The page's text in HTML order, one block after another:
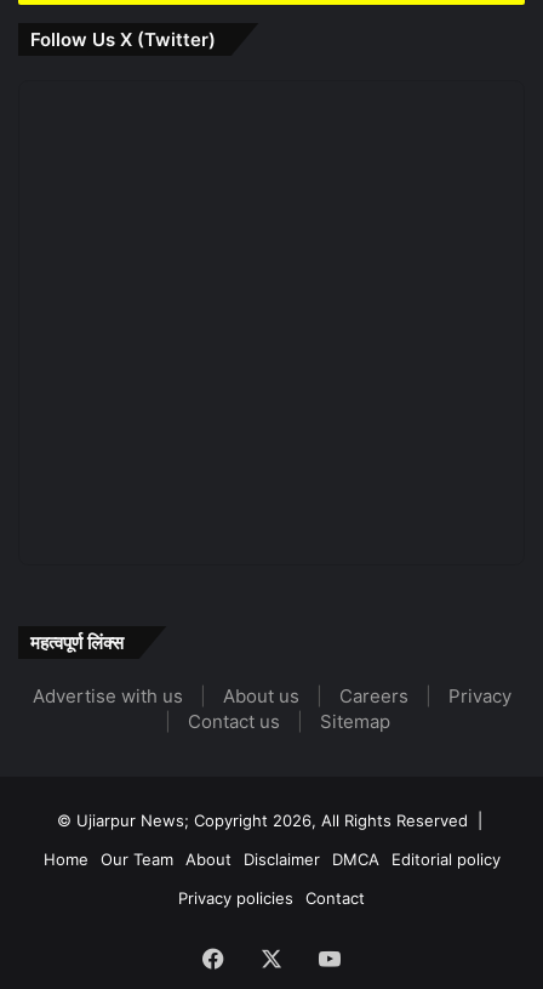
Follow Us X (Twitter)
महत्वपूर्ण लिंक्स
Advertise with us About us Careers
Privacy
Contact us Sitemap
© Ujiarpur News; Copyright 2026, All Rights Reserved |
Home
Our Team About Disclaimer DMCA
Editorial policy
Privacy policies
Contact
Facebook YouTube